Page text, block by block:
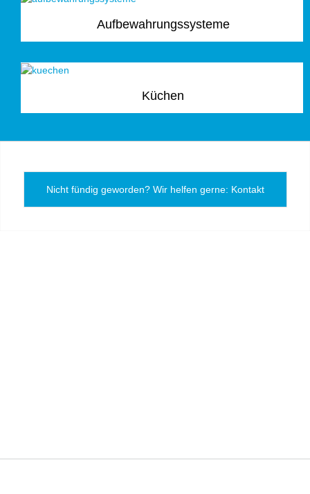
Aufbewahrungssysteme
Küchen
Nicht fündig geworden? Wir helfen gerne: Kontakt